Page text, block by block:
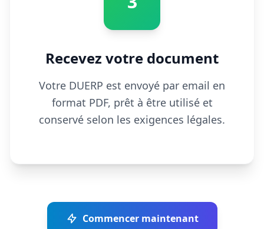
Recevez votre document
Votre DUERP est envoyé par email en
format PDF, prêt à être utilisé et
conservé selon les exigences légales.
Commencer maintenant